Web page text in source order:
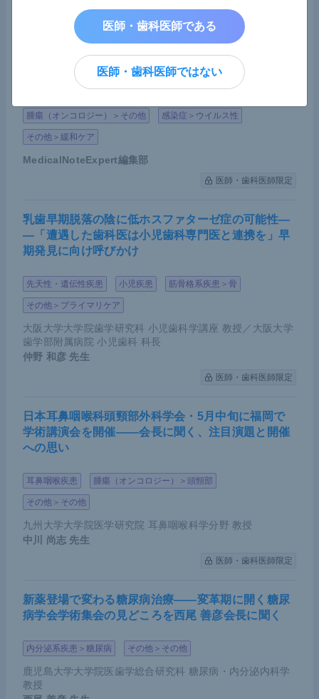
先生
医師・歯科医師限定
COVID-19によるがん薬物療法への影響――日本臨
床腫瘍学会が第7波における実態調査の結果を報告
腫瘍（オンコロジー）＞その他 感染症＞ウイルス性
その他＞緩和ケア
MedicalNoteExpert編集部
医師・歯科医師限定
乳歯早期脱落の陰に低ホスファターゼ症の可能性―
―「遭遇した歯科医は小児歯科専門医と連携を」早
期発見に向け呼びかけ
先天性・遺伝性疾患 小児疾患 筋骨格系疾患＞骨
その他＞プライマリケア
大阪大学大学院歯学研究科 小児歯科学講座 教授／大阪大学
歯学部附属病院 小児歯科 科長
仲野 和彦 先生
医師・歯科医師限定
日本耳鼻咽喉科頭頸部外科学会・5月中旬に福岡で
学術講演会を開催――会長に聞く、注目演題と開催
への思い
耳鼻咽喉疾患 腫瘍（オンコロジー）＞頭頸部
その他＞その他
九州大学大学院医学研究院 耳鼻咽喉科学分野 教授
中川 尚志 先生
医師・歯科医師限定
新薬登場で変わる糖尿病治療――変革期に開く糖尿
病学会学術集会の見どころを西尾 善彦会長に聞く
内分泌系疾患＞糖尿病 その他＞その他
鹿児島大学大学院医歯学総合研究科 糖尿病・内分泌内科学
教授
医師・歯科医師ではない
医師・歯科医師である